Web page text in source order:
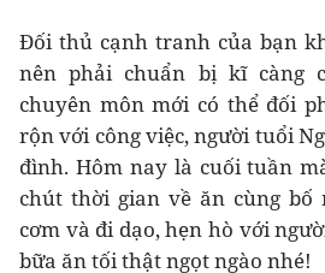
Đối thủ cạnh tranh của bạn
nên phải chuẩn bị kĩ càng
chuyên môn mới có thể đối
rộn với công việc, người tuổi
đình. Hôm nay là cuối tuần
chút thời gian về ăn cùng bố
cơm và đi dạo, hẹn hò với
bữa ăn tối thật ngọt ngào nhé!